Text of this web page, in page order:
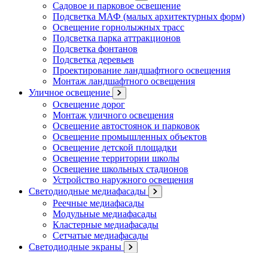
Садовое и парковое освещение
Подсветка МАФ (малых архитектурных форм)
Освещение горнолыжных трасс
Подсветка парка аттракционов
Подсветка фонтанов
Подсветка деревьев
Проектирование ландшафтного освещения
Монтаж ландшафтного освещения
Уличное освещение
Освещение дорог
Монтаж уличного освещения
Освещение автостоянок и парковок
Освещение промышленных объектов
Освещение детской площадки
Освещение территории школы
Освещение школьных стадионов
Устройство наружного освещения
Светодиодные медиафасады
Реечные медиафасады
Модульные медиафасады
Кластерные медиафасады
Сетчатые медиафасады
Светодиодные экраны